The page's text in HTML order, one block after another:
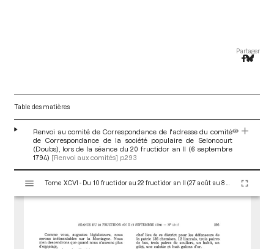
Partager
Table des matières
Renvoi au comité de Correspondance de l'adresse du comité
de Correspondance de la société populaire de Seloncourt
(Doubs), lors de la séance du 20 fructidor an II (6 septembre
1794) [Renvoi aux comités] p.293
s